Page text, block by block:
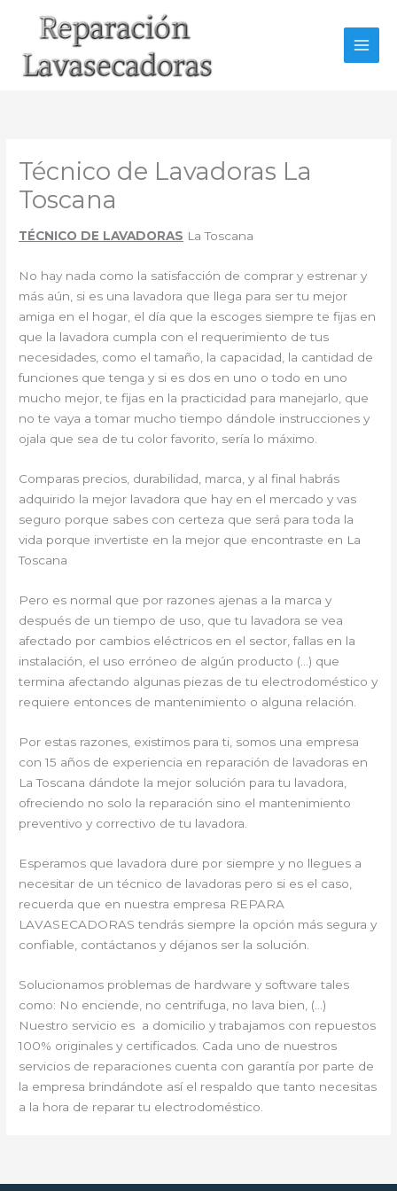
Técnico de Lavadoras La
Toscana
TÉCNICO DE LAVADORAS La Toscana
No hay nada como la satisfacción de comprar y estrenar y
más aún, si es una lavadora que llega para ser tu mejor
amiga en el hogar, el día que la escoges siempre te fijas en
que la lavadora cumpla con el requerimiento de tus
necesidades, como el tamaño, la capacidad, la cantidad de
funciones que tenga y si es dos en uno o todo en uno
mucho mejor, te fijas en la practicidad para manejarlo, que
no te vaya a tomar mucho tiempo dándole instrucciones y
ojala que sea de tu color favorito, sería lo máximo.
Comparas precios, durabilidad, marca, y al final habrás
adquirido la mejor lavadora que hay en el mercado y vas
seguro porque sabes con certeza que será para toda la
vida porque invertiste en la mejor que encontraste en La
Toscana
Pero es normal que por razones ajenas a la marca y
después de un tiempo de uso, que tu lavadora se vea
afectado por cambios eléctricos en el sector, fallas en la
instalación, el uso erróneo de algún producto (…) que
termina afectando algunas piezas de tu electrodoméstico y
requiere entonces de mantenimiento o alguna relación.
Por estas razones, existimos para ti, somos una empresa
con 15 años de experiencia en reparación de lavadoras en
La Toscana dándote la mejor solución para tu lavadora,
ofreciendo no solo la reparación sino el mantenimiento
preventivo y correctivo de tu lavadora.
Esperamos que lavadora dure por siempre y no llegues a
necesitar de un técnico de lavadoras pero si es el caso,
recuerda que en nuestra empresa REPARA
LAVASECADORAS tendrás siempre la opción más segura y
confiable, contáctanos y déjanos ser la solución.
Solucionamos problemas de hardware y software tales
como: No enciende, no centrifuga, no lava bien, (…)
Nuestro servicio es a domicilio y trabajamos con repuestos
100% originales y certificados. Cada uno de nuestros
servicios de reparaciones cuenta con garantía por parte de
la empresa brindándote así el respaldo que tanto necesitas
a la hora de reparar tu electrodoméstico.